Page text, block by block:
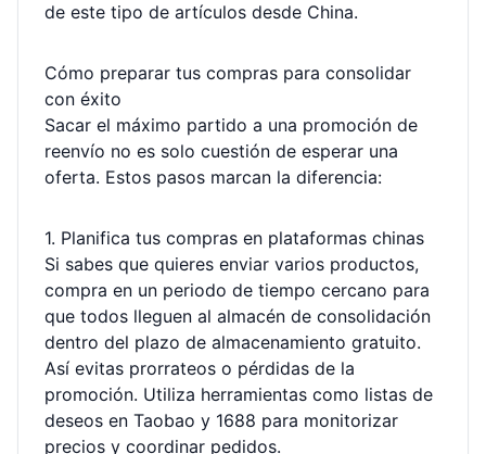
de este tipo de artículos desde China.
Cómo preparar tus compras para consolidar
con éxito
Sacar el máximo partido a una promoción de
reenvío no es solo cuestión de esperar una
oferta. Estos pasos marcan la diferencia:
1. Planifica tus compras en plataformas chinas
Si sabes que quieres enviar varios productos,
compra en un periodo de tiempo cercano para
que todos lleguen al almacén de consolidación
dentro del plazo de almacenamiento gratuito.
Así evitas prorrateos o pérdidas de la
promoción. Utiliza herramientas como listas de
deseos en Taobao y 1688 para monitorizar
precios y coordinar pedidos.